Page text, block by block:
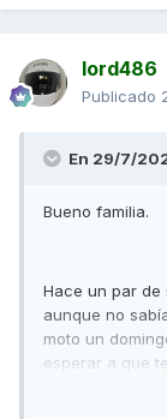
lord486
Publicado
En 29/7/
Bueno familia.
Hace un par de
aunque no
moto un
esperar a que
imposible por